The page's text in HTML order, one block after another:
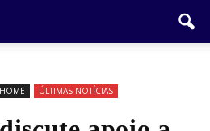
HOME ÚLTIMAS NOTÍCIAS